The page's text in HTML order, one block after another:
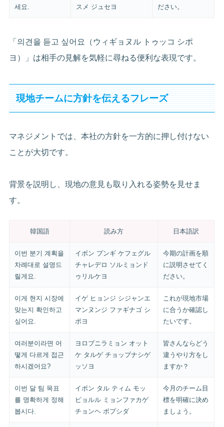
세요.
スメ ジュセヨ
ださい。
「의견을 듣고 싶어요（ウィギョヌル トゥッコ シポ
ヨ）」は相手の見解を気軽に尋ねる便利な表現です。
現地チームに方針を伝えるフレーズ
マネジメントでは、本社の方針を一方的に押し付けない
ことが大切です。
背景を説明し、現地の意見も取り入れる姿勢を見せま
す。
韓国語 読み方 日本語訳
이번 분기 계획을
차례대로 설명드
릴게요.
イボン プンギ ケフェグル
チャレデロ ソルミョンド
ゥリルケヨ
今期の計画を順
に説明させてく
ださい。
이게 현지 시장에
맞는지 확인하고
싶어요.
イゲ ヒョンジ シジャンエ
マンヌンジ ファギナゴ シ
ポヨ
これが現地市場
に合うか確認し
たいです。
여러분이라면 어
떻게 다르게 접근
하시겠어요?
ヨロブニラミョン オット
ケ タルゲ チョップナシゲ
ッソヨ
皆さんならどう
違うやり方をし
ますか？
이번 달 팀 목표
를 명확하게 정해
봅시다.
イボン タル ティム モッ
ピョルル ミョンファカゲ
チョンヘ ボプシダ
今月のチーム目
標を明確に決め
ましょう。